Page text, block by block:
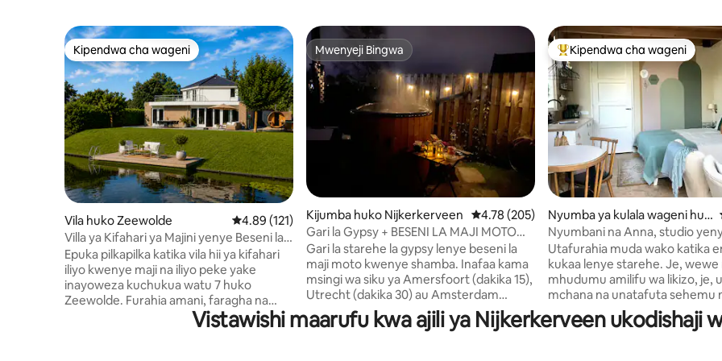
Kipendwa cha wageni
Kipendwa cha wageni
Vila huko Zeewolde Ukadiriaji wa wastani wa 4.89 kati ya 5, tathmini 121
4.89 (121)
Villa ya Kifahari ya Majini yenye Beseni la
Maji Moto, Sauna na Bustani Kubwa
Epuka pilkapilka katika vila hii ya kifahari
iliyo kwenye maji na iliyo peke yake
inayoweza kuchukua watu 7 huko
Zeewolde. Furahia amani, faragha na
mandhari mazuri juu ya maji. Pumzika
katika eneo la faragha la ustawi lenye
Mwenyeji Bingwa
Mwenyeji Bingwa
Kijumba huko Nijkerkerveen Ukadiriaji wa wastani wa 4.78 kati ya 5,
4.78 (205)
Gari la Gypsy + BESENI LA MAJI MOTO
kwenye bustani ya mbali ya starehe na ya
kimahaba
Gari la starehe la gypsy lenye beseni la
maji moto kwenye shamba. Inafaa kama
msingi wa siku ya Amersfoort (dakika 15),
Utrecht (dakika 30) au Amsterdam
(dakika 40). Karibu na mazingira mazuri
ya asili: Veluwe, Soesterduinen,
Kipendwa maarufu cha wageni
Kipendwa cha wageni
Nyumba ya kulala wageni huk
o Nijkerk
Nyumbani na Anna, studio
ikiwa ni pamoja na kifungua
Utafurahia muda wako katika
kukaa lenye starehe. Je, wewe
mhudumu amilifu wa likizo, je,
mchana na unatafuta sehemu
kukaa? Au unahitaji ukaaji wa
kwa ajili ya kazi? Kisha uko
Vistawishi maarufu kwa ajili ya Nijkerkerveen ukodishaji